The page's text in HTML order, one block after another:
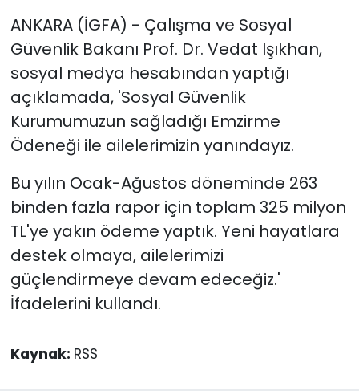
ANKARA (İGFA) - Çalışma ve Sosyal
Güvenlik Bakanı Prof. Dr. Vedat Işıkhan,
sosyal medya hesabından yaptığı
açıklamada, 'Sosyal Güvenlik
Kurumumuzun sağladığı Emzirme
Ödeneği ile ailelerimizin yanındayız.
Bu yılın Ocak-Ağustos döneminde 263
binden fazla rapor için toplam 325 milyon
TL'ye yakın ödeme yaptık. Yeni hayatlara
destek olmaya, ailelerimizi
güçlendirmeye devam edeceğiz.'
İfadelerini kullandı.
Kaynak: RSS